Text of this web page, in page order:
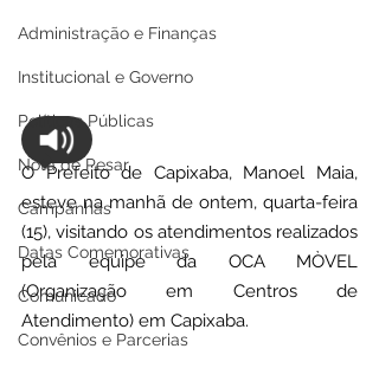
Administração e Finanças
Institucional e Governo
Políticas Públicas
Nota de Pesar
Campanhas
Datas Comemorativas
Comunicado
Convênios e Parcerias
O Prefeito de Capixaba, Manoel Maia,
esteve na manhã de ontem, quarta-feira
(15), visitando os atendimentos realizados
pela equipe da OCA MÒVEL
(Organização em Centros de
Atendimento) em Capixaba.